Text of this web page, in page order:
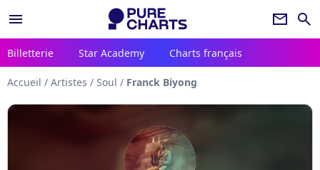
menu newsletter search
Billetterie Star Academy Charts français
Accueil / Artistes / Soul / Franck Biyong